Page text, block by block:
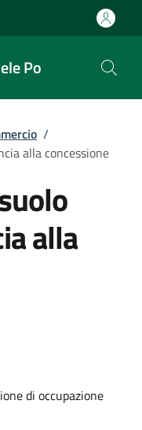
Po
/
alla concessione
alla
di occupazione